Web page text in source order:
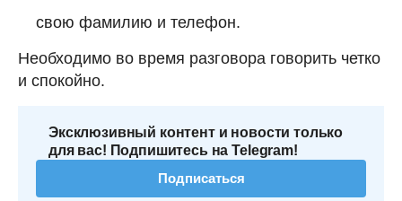
свою фамилию и телефон.
Необходимо во время разговора говорить четко
и спокойно.
Эксклюзивный контент и новости только
для вас! Подпишитесь на Telegram!
Подписаться